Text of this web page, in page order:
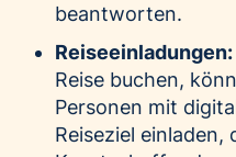
beantworten.
Reiseeinladungen:
Reise buchen,
Personen mit
Reiseziel einladen,